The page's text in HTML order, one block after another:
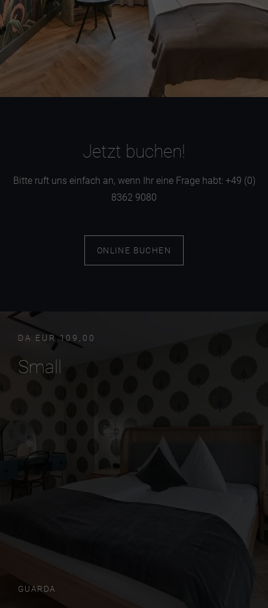
Doccia a pioggia
Jetzt buchen!
Bitte ruft uns einfach an, wenn Ihr eine Frage habt: +49 (0)
8362 9080
ONLINE BUCHEN
DA EUR 109,00
Small
GUARDA